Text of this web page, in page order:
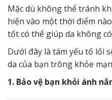
Mặc dù không thể tránh
hiện vào một thời điểm
tốt có thể giúp da không
Dưới đây là tám yếu tố lối
da của bạn trông khỏe
1. Bảo vệ bạn khỏi ánh